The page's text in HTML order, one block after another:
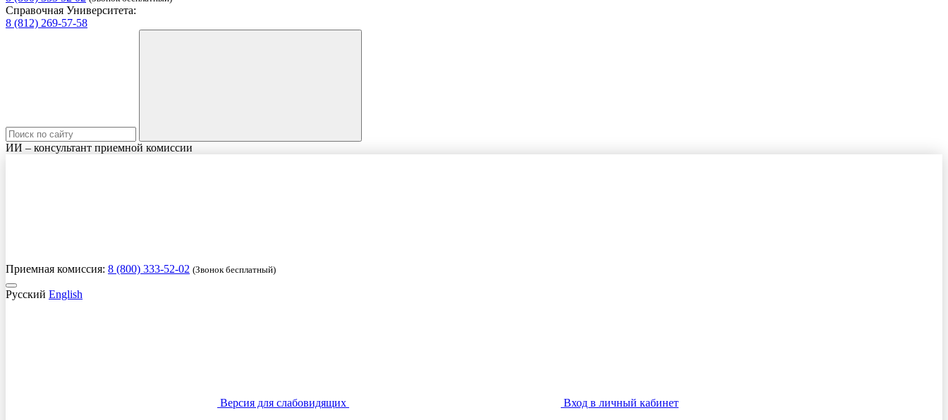
Справочная Университета:
8 (812) 269-57-58
ИИ – консультант приемной комиссии
Приемная комиссия: 8 (800) 333-52-02 (Звонок бесплатный)
Русский English
Версия для слабовидящих
Вход в личный кабинет